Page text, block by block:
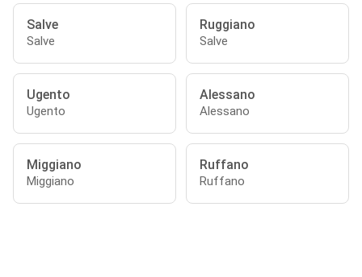
Salve
Salve
Ruggiano
Salve
Ugento
Ugento
Alessano
Alessano
Miggiano
Miggiano
Ruffano
Ruffano